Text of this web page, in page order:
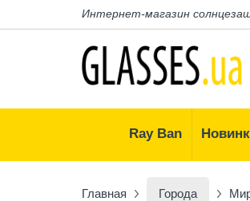
Интернет-магазин
Ray Ban
Главная Города